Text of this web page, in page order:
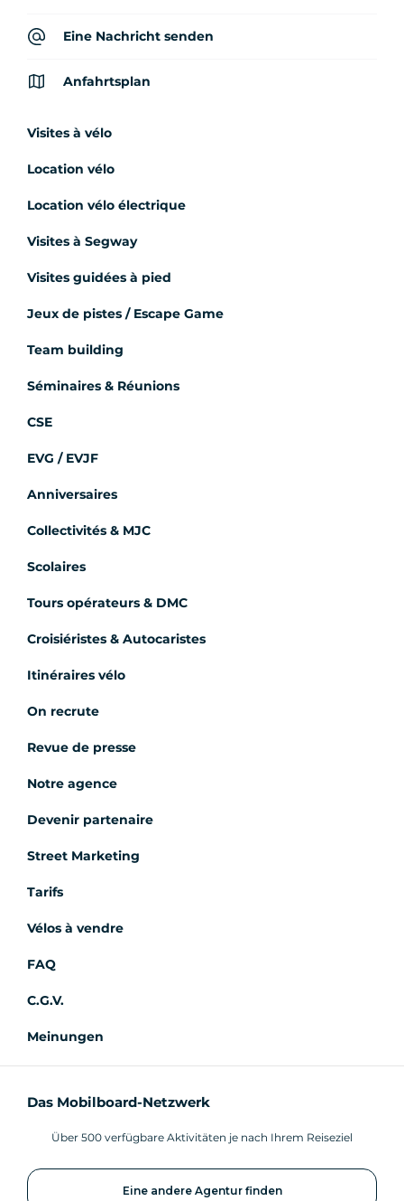
Eine Nachricht senden
Anfahrtsplan
Visites à vélo
Location vélo
Location vélo électrique
Visites à Segway
Visites guidées à pied
Jeux de pistes / Escape Game
Team building
Séminaires & Réunions
CSE
EVG / EVJF
Anniversaires
Collectivités & MJC
Scolaires
Tours opérateurs & DMC
Croisiéristes & Autocaristes
Itinéraires vélo
On recrute
Revue de presse
Notre agence
Devenir partenaire
Street Marketing
Tarifs
Vélos à vendre
FAQ
C.G.V.
Meinungen
Das Mobilboard-Netzwerk
Über 500 verfügbare Aktivitäten je nach Ihrem Reiseziel
Eine andere Agentur finden